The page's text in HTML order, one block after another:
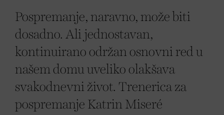
Pospremanje, naravno, može biti
dosadno. Ali jednostavan,
kontinuirano održan osnovni red u
našem domu uveliko olakšava
svakodnevni život. Trenerica za
pospremanje Katrin Miseré